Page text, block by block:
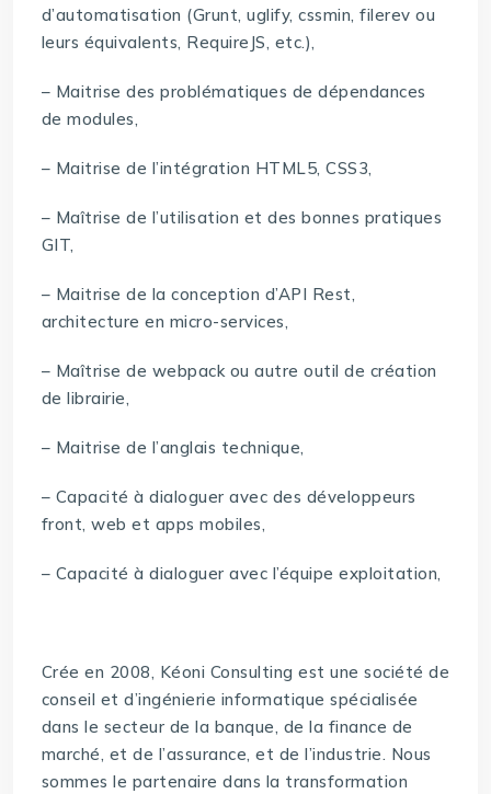
d’automatisation (Grunt, uglify, cssmin, filerev ou
leurs équivalents, RequireJS, etc.),
– Maitrise des problématiques de dépendances
de modules,
– Maitrise de l’intégration HTML5, CSS3,
– Maîtrise de l’utilisation et des bonnes pratiques
GIT,
– Maitrise de la conception d’API Rest,
architecture en micro-services,
– Maîtrise de webpack ou autre outil de création
de librairie,
– Maitrise de l’anglais technique,
– Capacité à dialoguer avec des développeurs
front, web et apps mobiles,
– Capacité à dialoguer avec l’équipe exploitation,
Crée en 2008, Kéoni Consulting est une société de
conseil et d’ingénierie informatique spécialisée
dans le secteur de la banque, de la finance de
marché, et de l’assurance, et de l’industrie. Nous
sommes le partenaire dans la transformation